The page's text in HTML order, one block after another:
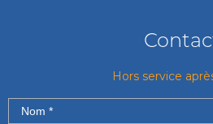
Hors service